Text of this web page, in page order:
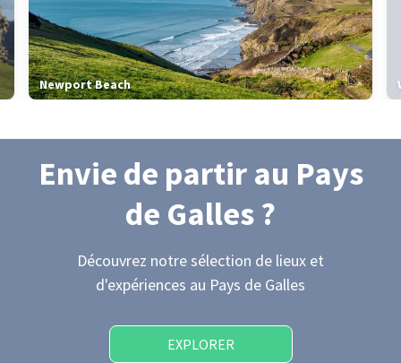
Newport Beach
Envie de partir au Pays
de Galles ?
Découvrez notre sélection de lieux et
d'expériences au Pays de Galles
EXPLORER